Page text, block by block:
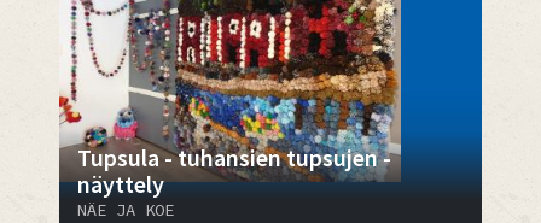
Tupsula - tuhansien tupsujen -
näyttely
NÄE JA KOE